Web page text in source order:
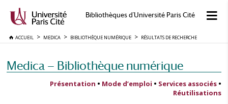
Bibliothèques d'Université Paris Cité
ACCUEIL MEDICA BIBLIOTHÈQUE NUMÉRIQUE RÉSULTATS DE RECHERCHE
Medica — Bibliothèque numérique
Présentation • Mode d’emploi • Services associés •
Réutilisations